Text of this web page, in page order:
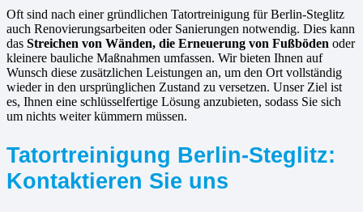
Oft sind nach einer gründlichen Tatortreinigung für Berlin-Steglitz
auch Renovierungsarbeiten oder Sanierungen notwendig. Dies kann
das Streichen von Wänden, die Erneuerung von Fußböden oder
kleinere bauliche Maßnahmen umfassen. Wir bieten Ihnen auf
Wunsch diese zusätzlichen Leistungen an, um den Ort vollständig
wieder in den ursprünglichen Zustand zu versetzen. Unser Ziel ist
es, Ihnen eine schlüsselfertige Lösung anzubieten, sodass Sie sich
um nichts weiter kümmern müssen.
Tatortreinigung Berlin-Steglitz:
Kontaktieren Sie uns